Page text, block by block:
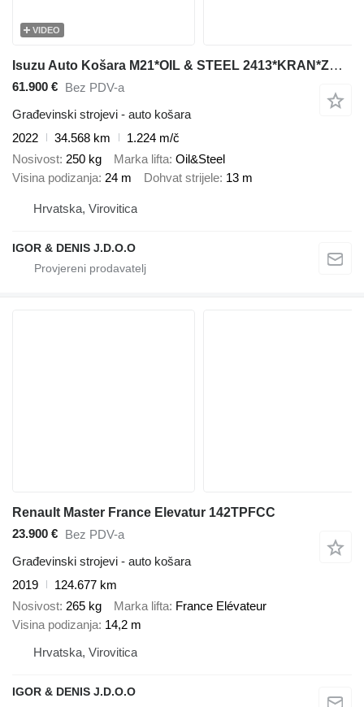
VIDEO
Isuzu Auto Košara M21*OIL & STEEL 2413*KRAN*ZGLOBNA*2022G*24M*LE
61.900 € Bez PDV-a
Građevinski strojevi - auto košara
2022
34.568 km
1.224 m/č
Nosivost 250 kg Marka lifta Oil&Steel
Visina podizanja 24 m Dohvat strijele 13 m
Hrvatska, Virovitica
IGOR & DENIS J.D.O.O
Renault Master France Elevatur 142TPFCC
23.900 € Bez PDV-a
Građevinski strojevi - auto košara
2019
124.677 km
Nosivost 265 kg Marka lifta France Elévateur
Visina podizanja 14,2 m
Hrvatska, Virovitica
IGOR & DENIS J.D.O.O